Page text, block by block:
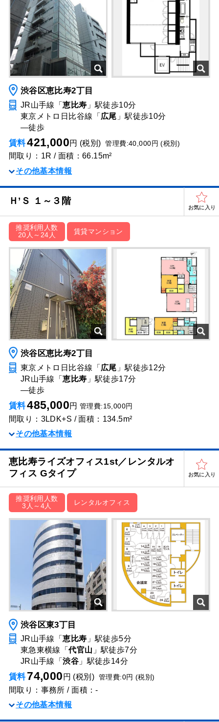
渋谷区恵比寿2丁目
JR山手線「恵比寿 」駅徒歩10分
東京メトロ日比谷線「 広尾 」駅徒歩10分
―徒歩
賃料421,000円 (税別)管理費:40,000円 (税別)
間取り：1R / 面積：66.15m²
その他基本情報
Ｈ’Ｓ １～３階
お気に入り
推奨利用人数
20人～24人
賃貸マンション
渋谷区恵比寿2丁目
東京メトロ日比谷線「 広尾 」駅徒歩12分
JR山手線「恵比寿 」駅徒歩17分
―徒歩
賃料485,000円 管理費:15,000円
間取り：3LDK+S / 面積：134.5m²
その他基本情報
恵比寿ライズオフィス1st／レンタルオ
フィス Gタイプ
お気に入り
推奨利用人数
3人～4人
レンタルオフィス
渋谷区東3丁目
JR山手線「恵比寿 」駅徒歩5分
東急東横線「代官山 」駅徒歩7分
JR山手線「渋谷 」駅徒歩14分
賃料74,000 円 (税別) 管理費:0円 (税別)
間取り：事務所 / 面積：-
その他基本情報